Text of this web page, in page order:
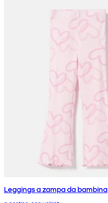
Leggings a zampa da bambina